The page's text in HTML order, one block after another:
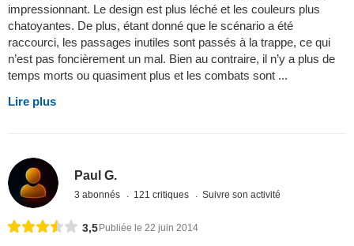
impressionnant. Le design est plus léché et les couleurs plus
chatoyantes. De plus, étant donné que le scénario a été
raccourci, les passages inutiles sont passés à la trappe, ce qui
n’est pas foncièrement un mal. Bien au contraire, il n’y a plus de
temps morts ou quasiment plus et les combats sont ...
Lire plus
Paul G.
3 abonnés 121 critiques Suivre son activité
3,5 Publiée le 22 juin 2014